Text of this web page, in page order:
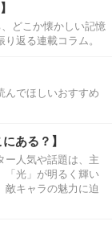
どこか懐かしい記憶
返る連載コラム。
んでほしいおすすめ
ある？】
ー人気や話題は、主
「光」が明るく輝い
敵キャラの魅力に迫